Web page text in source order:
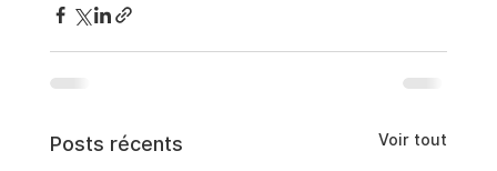
Posts récents Voir tout